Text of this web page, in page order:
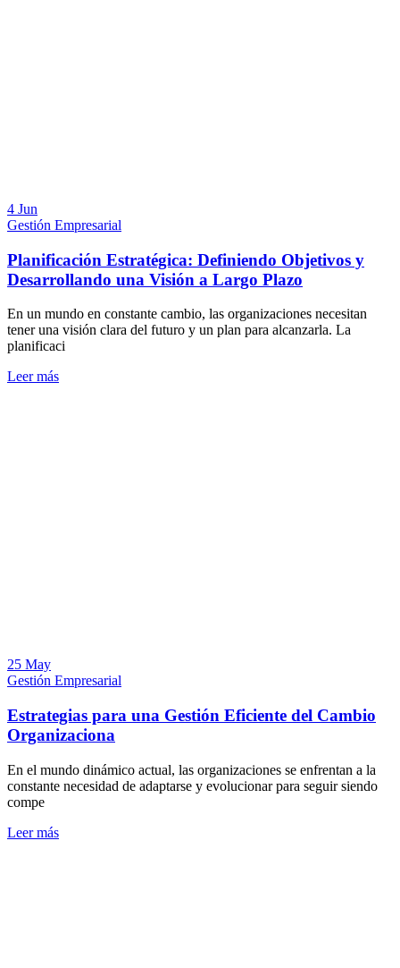
4 Jun
Gestión Empresarial
Planificación Estratégica: Definiendo Objetivos y
Desarrollando una Visión a Largo Plazo
En un mundo en constante cambio, las organizaciones necesitan
tener una visión clara del futuro y un plan para alcanzarla. La
planificaci
Leer más
25 May
Gestión Empresarial
Estrategias para una Gestión Eficiente del Cambio
Organizaciona
En el mundo dinámico actual, las organizaciones se enfrentan a la
constante necesidad de adaptarse y evolucionar para seguir siendo
compe
Leer más